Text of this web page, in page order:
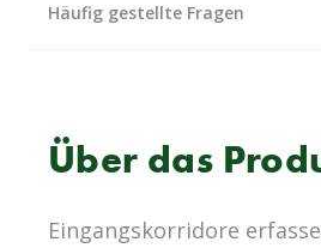
Häufig gestellte Fragen
Über das
Eingangskorridore